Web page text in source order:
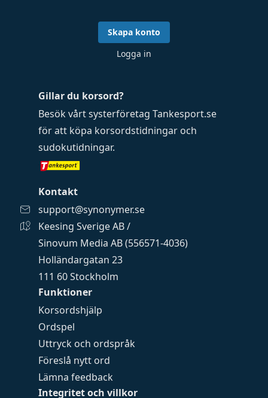
Funktioner
Korsordshjälp
Ordspel
Uttryck och ordspråk
Föreslå nytt ord
Lämna feedback
Integritet och villkor
Gillar du korsord?
Besök vårt systerföretag Tankesport.se
för att köpa korsordstidningar och
sudokutidningar.
Kontakt
support@synonymer.se
Keesing Sverige AB /
Sinovum Media AB (556571-4036)
Holländargatan 23
111 60 Stockholm
Skapa konto
Logga in